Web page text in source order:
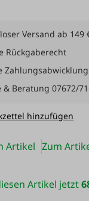
Versand ab 149
Rückgaberecht
Zahlungsabwicklung
& Beratung 07672/
hinzufügen
Artikel Zum
Artikel jetzt